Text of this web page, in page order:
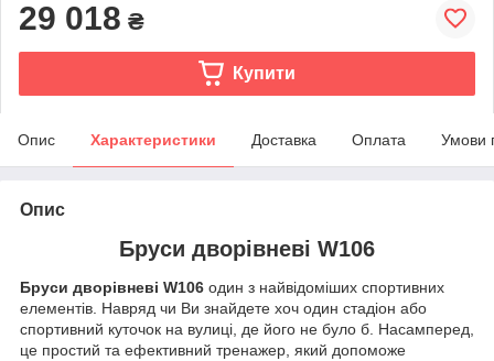
29 018 ₴
Купити
Опис Характеристики Доставка Оплата Умови
Опис
Бруси дворівневі W106
Бруси дворівневі W106 один з найвідоміших спортивних
елементів. Навряд чи Ви знайдете хоч один стадіон або
спортивний куточок на вулиці, де його не було б. Насамперед,
це простий та ефективний тренажер, який допоможе